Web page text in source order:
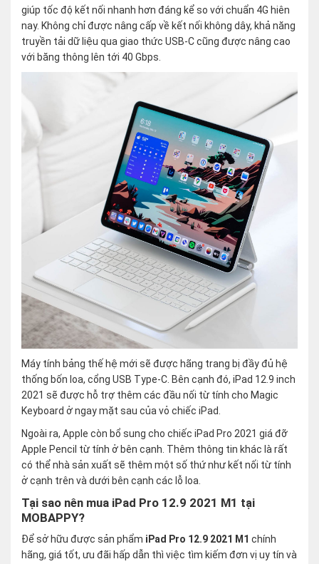
giúp tốc độ kết nối nhanh hơn đáng kể so với chuẩn 4G hiên
nay. Không chỉ được nâng cấp về kết nối không dây, khả năng
truyền tải dữ liệu qua giao thức USB-C cũng được nâng cao
với băng thông lên tới 40 Gbps.
Máy tính bảng thế hệ mới sẽ được hãng trang bị đầy đủ hệ
thống bốn loa, cổng USB Type-C. Bên cạnh đó, iPad 12.9 inch
2021 sẽ được hỗ trợ thêm các đầu nối từ tính cho Magic
Keyboard ở ngay mặt sau của vỏ chiếc iPad.
Ngoài ra, Apple còn bổ sung cho chiếc iPad Pro 2021 giá đỡ
Apple Pencil từ tính ở bên cạnh. Thêm thông tin khác là rất
có thể nhà sản xuất sẽ thêm một số thứ như kết nối từ tính
ở cạnh trên và dưới bên cạnh các lỗ loa.
Tại sao nên mua iPad Pro 12.9 2021 M1 tại
MOBAPPY?
Để sở hữu được sản phẩm iPad Pro 12.9 2021 M1 chính
hãng, giá tốt, ưu đãi hấp dẫn thì việc tìm kiếm đơn vị uy tín và